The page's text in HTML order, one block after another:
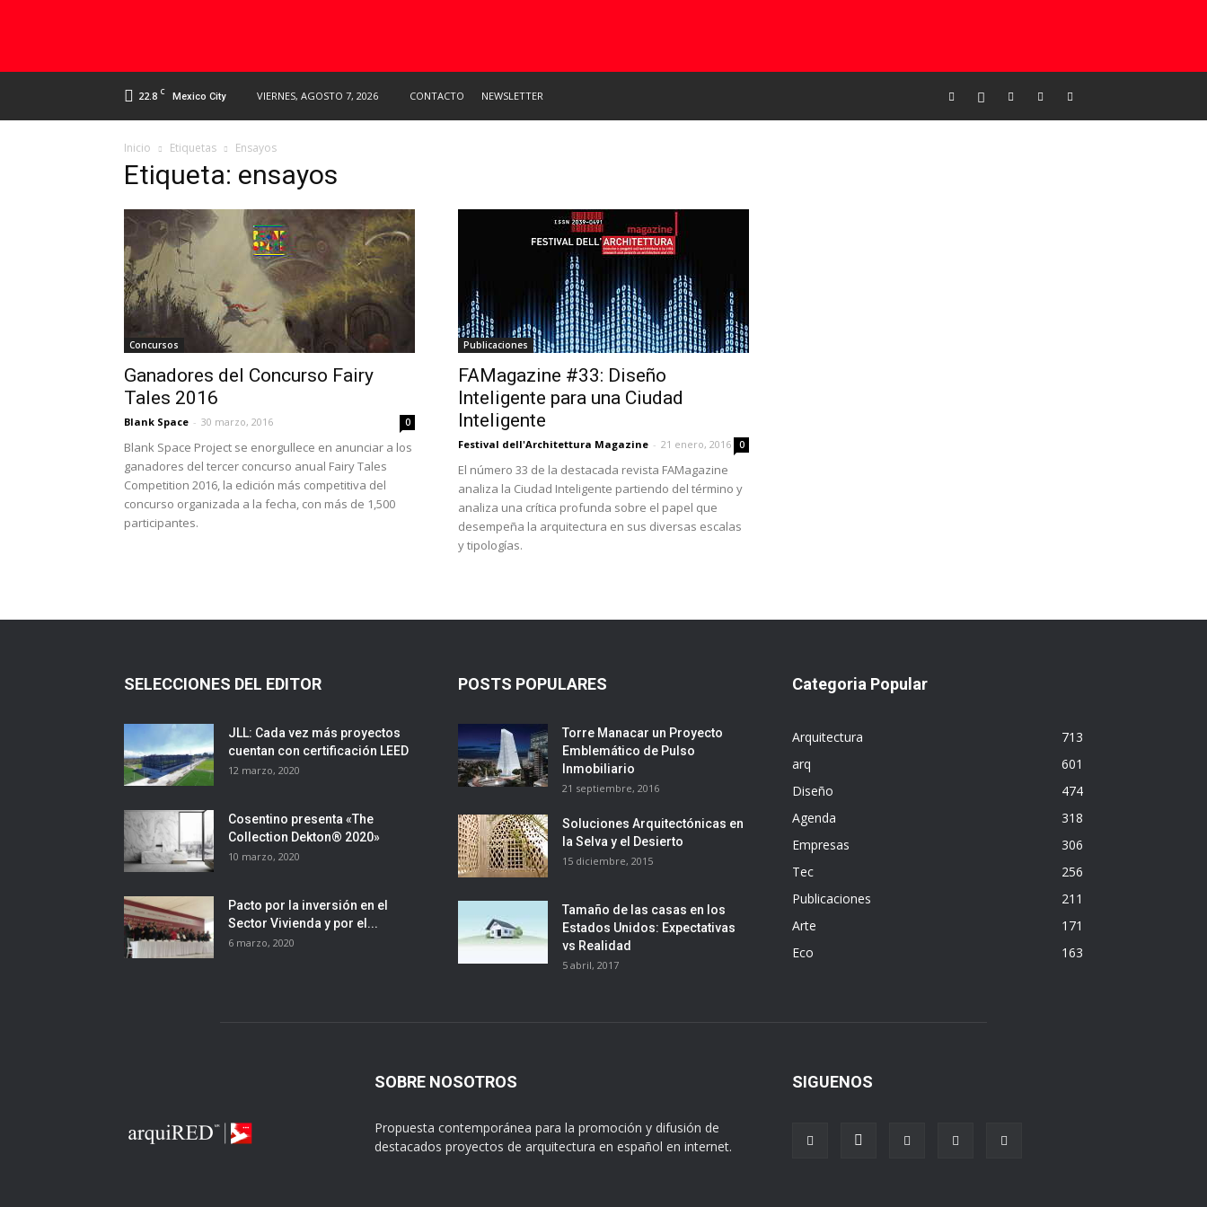
22.8 C Mexico City VIERNES, AGOSTO 7, 2026 CONTACTO NEWSLETTER
Inicio Etiquetas Ensayos
Etiqueta: ensayos
Concursos
Ganadores del Concurso Fairy
Tales 2016
Blank Space - 30 marzo, 2016 0
Blank Space Project se enorgullece en anunciar a los
ganadores del tercer concurso anual Fairy Tales
Competition 2016, la edición más competitiva del
concurso organizada a la fecha, con más de 1,500
participantes.
Publicaciones
FAMagazine #33: Diseño
Inteligente para una Ciudad
Inteligente
Festival dell'Architettura Magazine - 21 enero, 2016 0
El número 33 de la destacada revista FAMagazine
analiza la Ciudad Inteligente partiendo del término y
analiza una crítica profunda sobre el papel que
desempeña la arquitectura en sus diversas escalas
y tipologías.
SELECCIONES DEL EDITOR
JLL: Cada vez más proyectos
cuentan con certificación LEED
12 marzo, 2020
Cosentino presenta «The
Collection Dekton® 2020»
10 marzo, 2020
Pacto por la inversión en el
Sector Vivienda y por el...
6 marzo, 2020
POSTS POPULARES
Torre Manacar un Proyecto
Emblemático de Pulso
Inmobiliario
21 septiembre, 2016
Soluciones Arquitectónicas en
la Selva y el Desierto
15 diciembre, 2015
Tamaño de las casas en los
Estados Unidos: Expectativas
vs Realidad
5 abril, 2017
Categoria Popular
Arquitectura
713
arq
601
Diseño
474
Agenda
318
Empresas
306
Tec
256
Publicaciones
211
Arte
171
Eco
163
SOBRE NOSOTROS
Propuesta contemporánea para la promoción y difusión de
destacados proyectos de arquitectura en español en internet.
SIGUENOS